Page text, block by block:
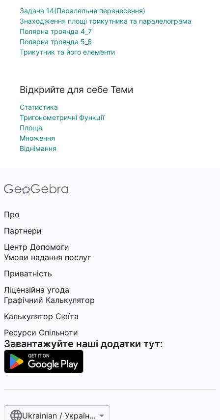
Задача 14(Паралельне перенесення)
Знаходження площі трикутника та паралелограма
Полярна троянда 4_7
Полярна троянда 5_6
Трикутник та його елементи
Відкрийте для себе Теми
Статистика
Тригонометричні Функції
Площа
Множення
Віднімання
Про
Партнери
Центр Допомоги
Умови надання послуг
Приватність
Ліцензійна угода
Графічний Калькулятор
Калькулятор Сюїта
Ресурси Спільноти
Завантажуйте наші додатки тут:
Ukrainian / Українська мова‎